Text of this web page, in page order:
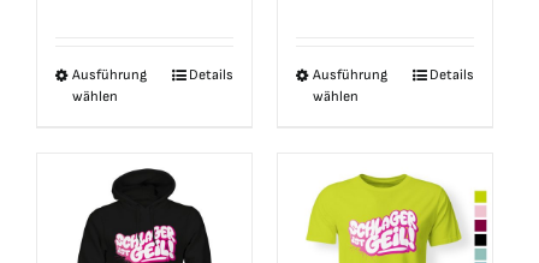
Ausführung
wählen
Dieses
mehrere
Varianten
auf.
Details
Ausführung
wählen
Dieses
mehrere
Varianten
auf.
Details